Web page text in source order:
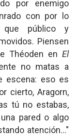
por enemigo
con por lo
que público y
Piensen
Théoden enEl
no matas a
escena: eso es
cierto, Aragorn,
tú no estabas,
pared o algo
atención..."